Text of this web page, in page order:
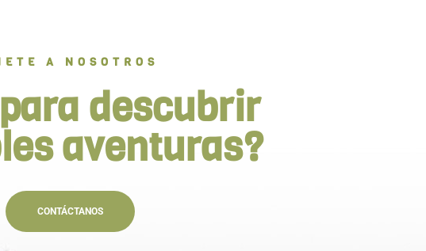
A NOSOTROS
descubrir
aventuras?
CONTÁCTANOS